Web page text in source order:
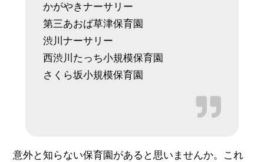
かがやきナーサリー
第三あおば草津保育園
渋川ナーサリー
西渋川たっち小規模保育園
さくら坂小規模保育園
意外と知らない保育園があると思いませんか。これ